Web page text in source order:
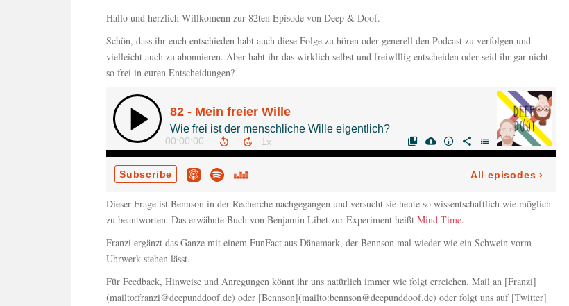
Hallo und herzlich Willkomenn zur 82ten Episode von Deep & Doof.
Schön, dass ihr euch entschieden habt auch diese Folge zu hören oder generell den Podcast zu verfolgen und
vielleicht auch zu abonnieren. Aber habt ihr das wirklich selbst und freiwlllig entscheiden oder seid ihr gar nicht
so frei in euren Entscheidungen?
Dieser Frage ist Bennson in der Recherche nachgegangen und versucht sie heute so wissentschaftlich wie möglich
zu beantworten. Das erwähnte Buch von Benjamin Libet zur Experiment heißt Mind Time.
Franzi ergänzt das Ganze mit einem FunFact aus Dänemark, der Bennson mal wieder wie ein Schwein vorm
Uhrwerk stehen lässt.
Für Feedback, Hinweise und Anregungen könnt ihr uns natürlich immer wie folgt erreichen. Mail an [Franzi]
(mailto:franzi@deepunddoof.de) oder [Bennson](mailto:bennson@deepunddoof.de) oder folgt uns auf [Twitter]